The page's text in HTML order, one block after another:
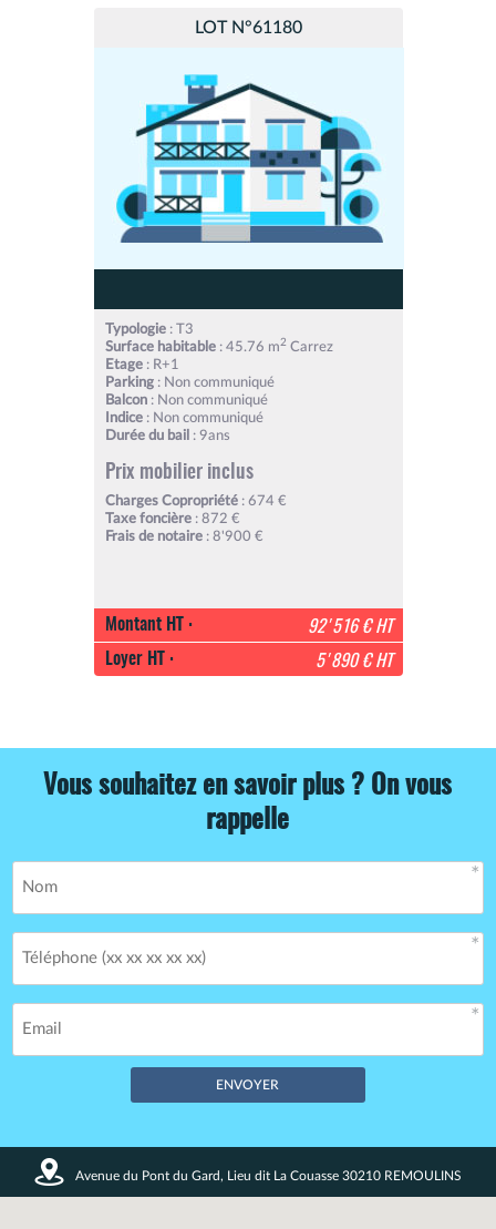
LOT N°61180
Typologie: T3
Surface habitable : 45.76 m2Carrez
Etage: R+1
Parking: Non communiqué
Balcon: Non communiqué
Indice: Non communiqué
Durée du bail : 9ans
Prix mobilier inclus
Charges Copropriété: 674 €
Taxe foncière: 872 €
Frais de notaire: 8'900 €
Montant HT :
92'516 € HT
Loyer HT :
5'890 € HT
Vous souhaitez en savoir plus ? On vous
rappelle
Champs obligatoires *
Vos données restent confidentielles. Enregistrement CNIL
Avenue du Pont du Gard, Lieu dit La Couasse 30210 REMOULINS